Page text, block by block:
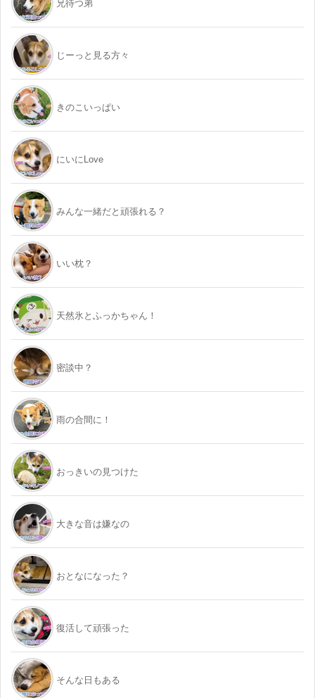
兄待つ弟
じーっと見る方々
きのこいっぱい
にいにLove
みんな一緒だと頑張れる？
いい枕？
天然氷とふっかちゃん！
密談中？
雨の合間に！
おっきいの見つけた
大きな音は嫌なの
おとなになった？
復活して頑張った
そんな日もある